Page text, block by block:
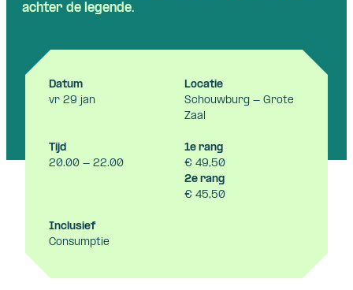
achter de legende.
Datum
vr 29 jan
Locatie
Schouwburg - Grote
Zaal
Tijd
20.00 - 22.00
1e rang
€ 49,50
2e rang
€ 45,50
Inclusief
Consumptie